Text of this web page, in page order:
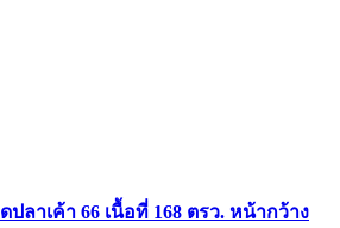
ลาเค้า 66 เนื้อที่ 168 ตรว. หน้ากว้าง